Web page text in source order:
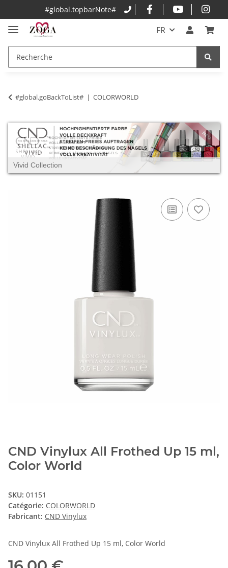
#global.topbarNote#
FR
#global.goBackToList# COLORWORLD
Vivid Collection
CND Vinylux All Frothed Up 15 ml,
Color World
SKU: 01151
Catégorie: COLORWORLD
Fabricant: CND Vinylux
CND Vinylux All Frothed Up 15 ml, Color World